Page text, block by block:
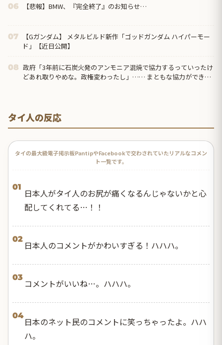
06 【悲報】BMW、『完全終了』のお知らせ…
07
【Gガンダム】 メタルビルド新作「ゴッドガンダム ハイパーモー
ド」【近日公開】
08 政府「3年前に石炭火発のアンモニア混焼で協力するっていったけ
どあれ取りやめな。政権変わったし」…… まともな協力ができな
タイ人の反応
タイの最大級電子掲示板PantipやFacebookで交わされていたリアルなコメン
ト一覧です。
01
日本人がタイ人のお尻が痛くなるんじゃないかと心
配してくれてる…！！
02
日本人のコメントがかわいすぎる！ハハハ。
03
コメントがいいね…。ハハハ。
04
日本のネット民のコメントに笑っちゃったよ。ハハ
ハ。